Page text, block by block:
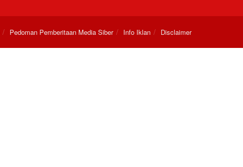
Pedoman Pemberitaan Media Siber Info Iklan Disclaimer